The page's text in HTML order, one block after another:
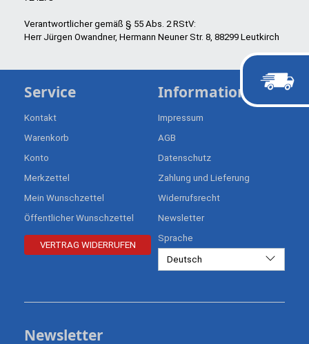
Verantwortlicher gemäß § 55 Abs. 2 RStV:
Herr Jürgen Owandner, Hermann Neuner Str. 8, 88299 Leutkirch
Service
Kontakt
Warenkorb
Konto
Merkzettel
Mein Wunschzettel
Öffentlicher Wunschzettel
VERTRAG WIDERRUFEN
Informationen
Impressum
AGB
Datenschutz
Zahlung und Lieferung
Widerrufsrecht
Newsletter
Sprache
Deutsch
Newsletter